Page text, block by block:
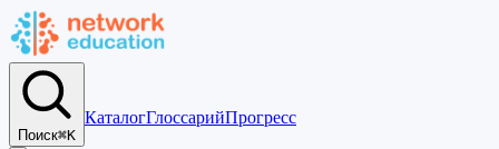
Поиск⌘K
КаталогГлоссарийПрогресс